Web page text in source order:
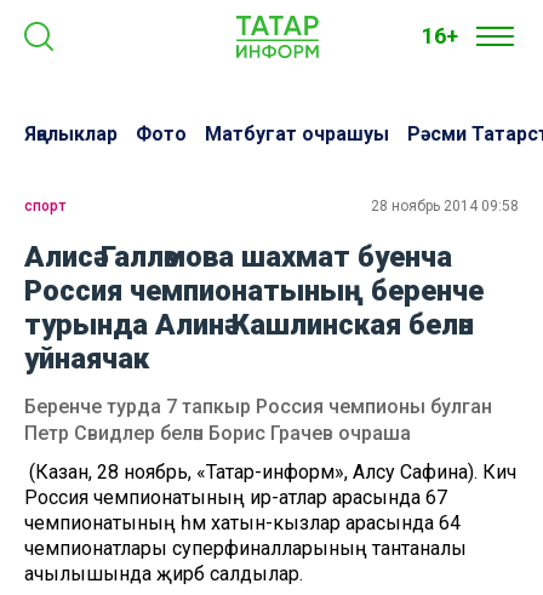
16+
Яңалыклар Фото Матбугат очрашуы Рәсми
спорт 28 ноябрь 2014 09:58
Алисә Галләмова шахмат буенча
Россия чемпионатының беренче
турында Алинә Кашлинская белән
уйнаячак
Беренче турда 7 тапкыр Россия чемпионы булган
Петр Свидлер белән Борис Грачев очраша
(Казан, 28 ноябрь, «Татар-информ», Алсу Сафина). Кичә
Россия чемпионатының ир-атлар арасында 67
чемпионатының һәм хатын-кызлар арасында 64
чемпионатлары суперфиналларының тантаналы
ачылышында җирәбә салдылар.